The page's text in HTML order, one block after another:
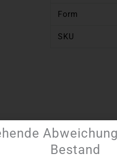
Form
SKU
8102 Kategorie:
Bestand